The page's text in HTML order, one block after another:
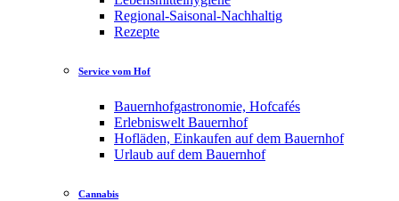
Regional-Saisonal-Nachhaltig
Rezepte
Service vom Hof
Bauernhofgastronomie, Hofcafés
Erlebniswelt Bauernhof
Hofläden, Einkaufen auf dem Bauernhof
Urlaub auf dem Bauernhof
Cannabis